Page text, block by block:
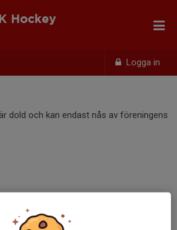
Logga in
Hockey
dold och kan endast nås av föreningens